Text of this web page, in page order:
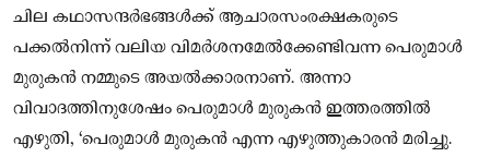
ചില കഥാസന്ദർഭങ്ങൾക്ക് ആചാരസംരക്ഷകരുടെ
പക്കൽനിന്ന് വലിയ വിമർശനമേൽക്കേണ്ടിവന്ന പെരുമാൾ
മുരുകൻ നമ്മുടെ അയൽക്കാരനാണ്. അന്നാ
വിവാദത്തിനുശേഷം പെരുമാൾ മുരുകൻ ഇത്തരത്തിൽ
എഴുതി, ‘പെരുമാൾ മുരുകൻ എന്ന എഴുത്തുകാരൻ മരിച്ചു.